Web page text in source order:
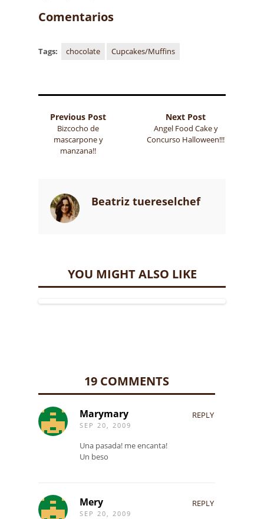
Comentarios
Tags: chocolate Cupcakes/Muffins
Previous Post
Bizcocho de
mascarpone y
manzana!!
Next Post
Angel Food Cake y
Concurso Halloween!!!
Beatriz tuereselchef
YOU MIGHT ALSO LIKE
19 COMMENTS
Marymary
SEP 20, 2009
REPLY
Una pasada! me encanta!
Un beso
Mery
SEP 20, 2009
REPLY